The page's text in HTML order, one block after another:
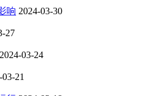
响 2024-03-30
27
2024-03-24
21